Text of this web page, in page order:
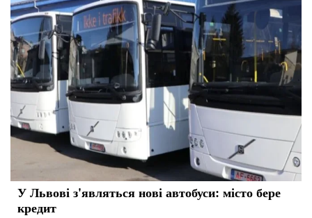
У Львові з'являться нові автобуси: місто бере
кредит